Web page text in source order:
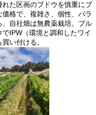
た区画のブドウを慎重にブ
格で、複雑さ、個性、バラ
自社畑は無農薬栽培。ブル
IPW（環境と調和したワイ
い付ける。